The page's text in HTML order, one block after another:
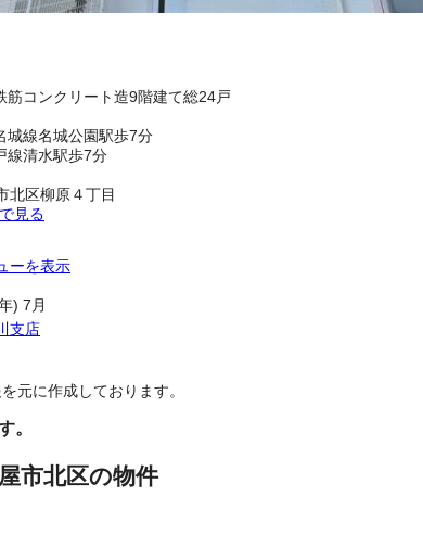
筋コンクリート造9階建て総24戸
城線名城公園駅歩7分
線清水駅歩7分
北区柳原４丁目
見る
ーを表示
) 7月
支店
元に作成しております。
。
市北区の物件